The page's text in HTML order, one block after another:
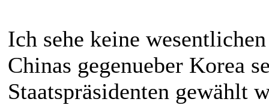
Ich sehe keine
Chinas gegenueber Korea
Staatspräsidenten gewählt